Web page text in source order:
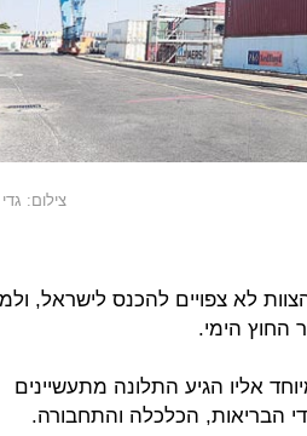
צילום:
לא צפויים להכנס לישראל,
החוץ הימי.
אליו הגיע התלונה מתעשיינים
הבריאות, הכלכלה והתחבורה.